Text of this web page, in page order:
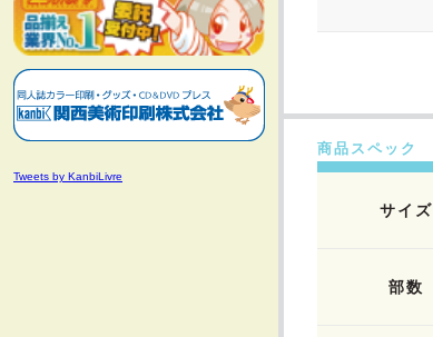
商品スペック
サイズ
部数
Tweets by KanbiLivre